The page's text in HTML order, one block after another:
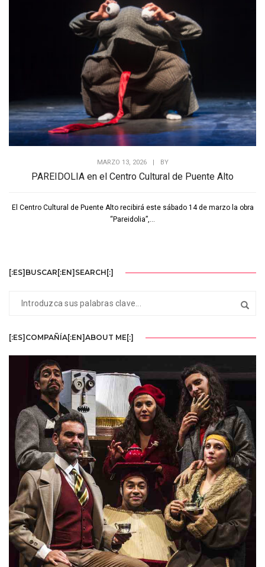
MARZO 13, 2026 | BY
PAREIDOLIA en el Centro Cultural de Puente Alto
El Centro Cultural de Puente Alto recibirá este sábado 14 de marzo la obra
“Pareidolia”,...
[:ES]BUSCAR[:EN]SEARCH[:]
[:ES]COMPAÑÍA[:EN]ABOUT ME[:]